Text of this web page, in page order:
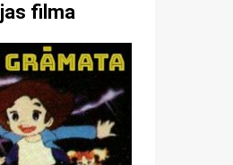
filma